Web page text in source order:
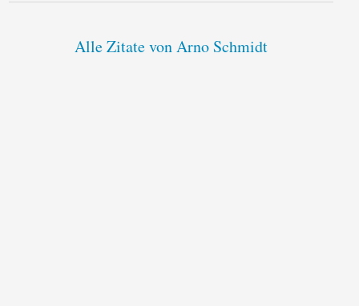
Alle Zitate von Arno Schmidt